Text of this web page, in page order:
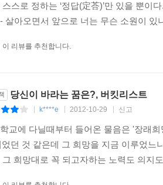
스스로 정하는 ‘정답(定荅)’만 있을 뿐
살아오면서 앞으로 너는 무슨 소원이 있
이 리뷰를 추천합니다.
당신이 바라는 꿈은?, 버킷리스트
k****e 2012-10-29 신고
교에 다닐때부터 들어온 물음은 '장래
었던 것 같은데 그 희망을 지금 이루었느
그 희망대로 꼭 되고자하는 노력도 의지